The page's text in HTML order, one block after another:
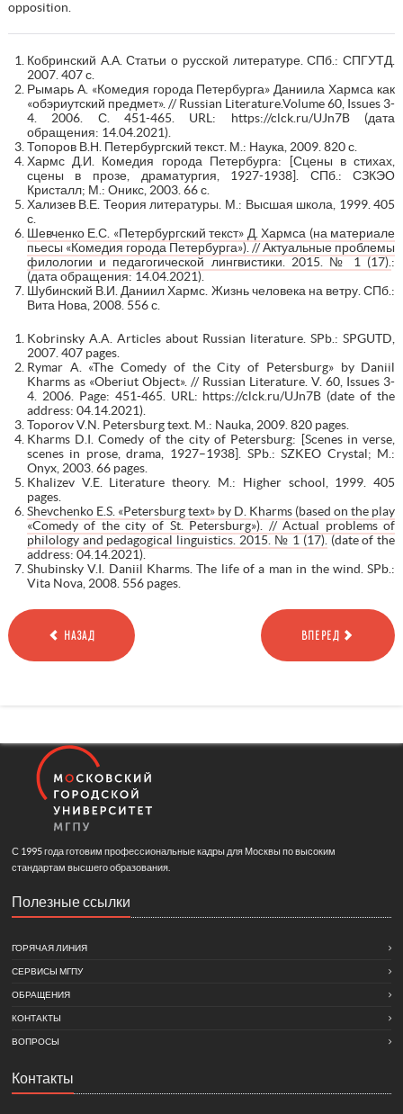
opposition.
Кобринский А.А. Статьи о русской литературе. СПб.: СПГУТД.
2007. 407 с.
Рымарь А. «Комедия города Петербурга» Даниила Хармса как
«обэриутский предмет». // Russian Literature.Volume 60, Issues 3-
4. 2006. С. 451-465. URL: https://clck.ru/UJn7B (дата
обращения: 14.04.2021).
Топоров В.Н. Петербургский текст. М.: Наука, 2009. 820 с.
Хармс Д.И. Комедия города Петербурга: [Сцены в стихах,
сцены в прозе, драматургия, 1927-1938]. СПб.: СЗКЭО
Кристалл; М.: Оникс, 2003. 66 с.
Хализев В.Е. Теория литературы. М.: Высшая школа, 1999. 405
с.
Шевченко Е.С. «Петербургский текст» Д. Хармса (на материале
пьесы «Комедия города Петербурга»). // Актуальные проблемы
филологии и педагогической лингвистики. 2015. № 1 (17). :
(дата обращения: 14.04.2021).
Шубинский В.И. Даниил Хармс. Жизнь человека на ветру. СПб.:
Вита Нова, 2008. 556 с.
Kobrinsky A.A. Articles about Russian literature. SPb.: SPGUTD,
2007. 407 pages.
Rymar A. «The Comedy of the City of Petersburg» by Daniil
Kharms as «Oberiut Object». // Russian Literature. V. 60, Issues 3-
4. 2006. Page: 451-465. URL: https://clck.ru/UJn7B (date of the
address: 04.14.2021).
Toporov V.N. Petersburg text. M.: Nauka, 2009. 820 pages.
Kharms D.I. Comedy of the city of Petersburg: [Scenes in verse,
scenes in prose, drama, 1927–1938]. SPb.: SZKEO Crystal; M.:
Onyx, 2003. 66 pages.
Khalizev V.E. Literature theory. M.: Higher school, 1999. 405
pages.
Shevchenko E.S. «Petersburg text» by D. Kharms (based on the play
«Comedy of the city of St. Petersburg»). // Actual problems of
philology and pedagogical linguistics. 2015. № 1 (17). (date of the
address: 04.14.2021).
Shubinsky V.I. Daniil Kharms. The life of a man in the wind. SPb.:
Vita Nova, 2008. 556 pages.
НАЗАД ВПЕРЕД
С 1995 года готовим профессиональные кадры для Москвы по высоким
стандартам высшего образования.
Полезные ссылки
ГОРЯЧАЯ ЛИНИЯ
СЕРВИСЫ МГПУ
ОБРАЩЕНИЯ
КОНТАКТЫ
ВОПРОСЫ
Контакты